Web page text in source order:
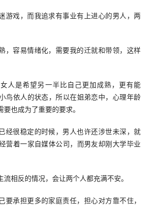
戏，而我追求有事业有上进心的男人，两
容易情绪化，需要我的迁就和带领，这样
是希望另一半比自己更加成熟，更有能
鸟依人的状态，所以在姐弟恋中，心理年龄
也成为了重要的要求。
很稳定的时候，男人也许还涉世未深，就
营着一家自媒体公司，而男友却刚大学毕业
相反的情况，会让两个人都充满不安。
承担更多的家庭责任，担心对方靠不住，